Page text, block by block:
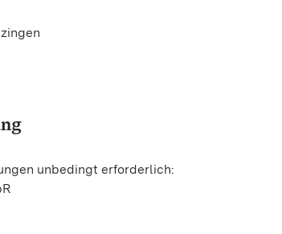
unbedingt erforderlich: